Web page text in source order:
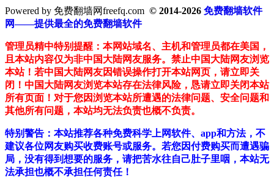
Powered by 免费翻墙网freefq.com © 2014-2026 免费翻墙软件
网——提供最全的免费翻墙软件
管理员精中特别提醒：本网站域名、主机和管理员都在美国，
且本站内容仅为非中国大陆网友服务。禁止中国大陆网友浏览
本站！若中国大陆网友因错误操作打开本站网页，请立即关
闭！中国大陆网友浏览本站存在法律风险，恳请立即关闭本站
所有页面！对于您因浏览本站所遭遇的法律问题、安全问题和
其他所有问题，本站均无法负责也概不负责。
特别警告：本站推荐各种免费科学上网软件、app和方法，不
建议各位网友购买收费账号或服务。若您因付费购买而遭遇骗
局，没有得到想要的服务，请把苦水往自己肚子里咽，本站无
法承担也概不承担任何责任！